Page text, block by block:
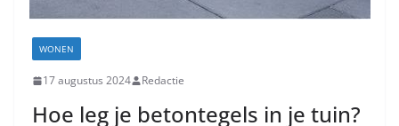
WONEN
17 augustus 2024 Redactie
Hoe leg je betontegels in je tuin?